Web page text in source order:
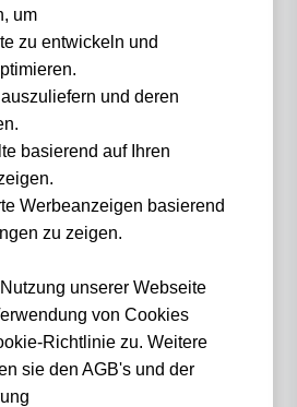
gefunden...
es?
1
um
zu entwickeln und
und deren
basierend auf Ihren
Werbeanzeigen basierend
zu zeigen.
unserer Webseite
von Cookies
Richtlinie zu. Weitere
sie den AGB's und der